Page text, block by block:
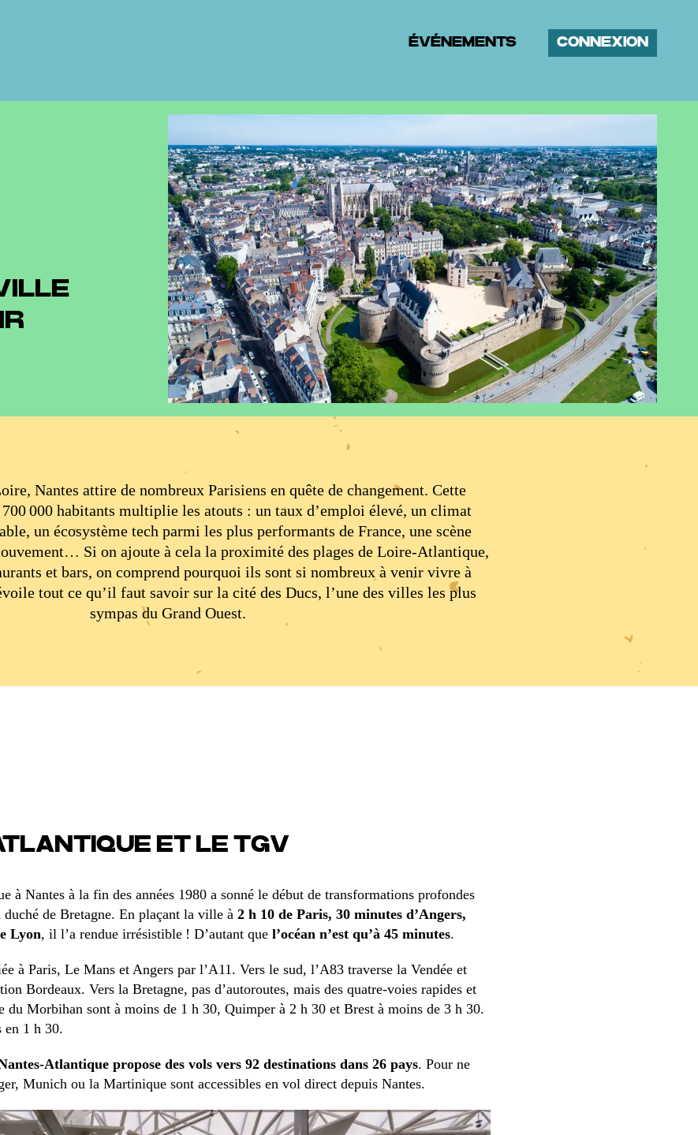
ÉVÉNEMENTS CONNEXION
Nantes attire de nombreux Parisiens en quête de changement. Cette
000 habitants multiplie les atouts : un taux d’emploi élevé, un climat
un écosystème tech parmi les plus performants de France, une scène
Si on ajoute à cela la proximité des plages de Loire-Atlantique,
et bars, on comprend pourquoi ils sont si nombreux à venir vivre à
tout ce qu’il faut savoir sur la cité des Ducs, l’une des villes les plus
sympas du Grand Ouest.
ET LE TGV
à Nantes à la fin des années 1980 a sonné le début de transformations profondes
duché de Bretagne. En plaçant la ville à 2 h 10 de Paris, 30 minutes d’Angers,
Lyon, il l’a rendue irrésistible ! D’autant que l’océan n’est qu’à 45 minutes.
à Paris, Le Mans et Angers par l’A11. Vers le sud, l’A83 traverse la Vendée et
Bordeaux. Vers la Bretagne, pas d’autoroutes, mais des quatre-voies rapides et
du Morbihan sont à moins de 1 h 30, Quimper à 2 h 30 et Brest à moins de 3 h 30.
en 1 h 30.
Atlantique propose des vols vers 92 destinations dans 26 pays. Pour ne
Munich ou la Martinique sont accessibles en vol direct depuis Nantes.